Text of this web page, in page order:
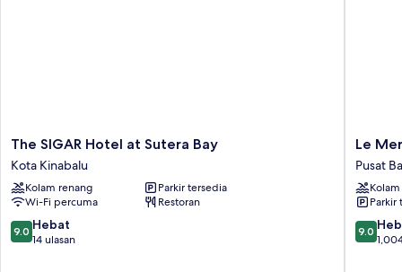
The
SIGAR
Hotel
at
Sutera
Bay
Kota
The SIGAR Hotel at Sutera Bay
Kota Kinabalu
Kolam renang
Parkir tersedia
Wi-Fi percuma
Restoran
9.0
daripada
9.0 Hebat
14 ulasan
Le
Kota
Kinabalu
Pusat
Bandar
Kota
Le
Pusat
Parkir
9.0
9.0